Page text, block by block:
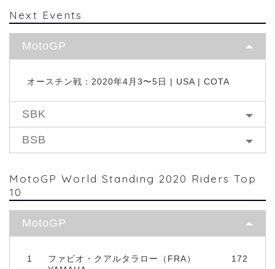
Next Events
MotoGP
オースチン戦：2020年4月3〜5日 | USA | COTA
SBK
BSB
MotoGP World Standing 2020 Riders Top
10
MotoGP
1
ファビオ・クアルタラロー（FRA）
172